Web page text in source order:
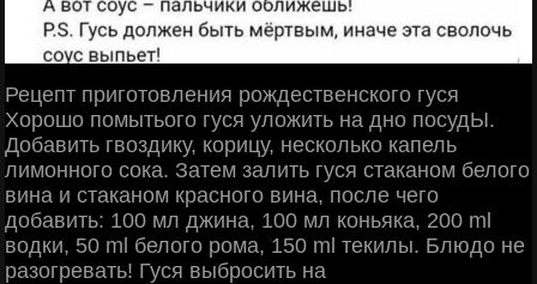
Рецепт приготовления рождественского гуся
Хорошо помытього гуся уложить на дно посудЫ.
Добавить гвоздику, корицу, несколько капель
лимонного сока. Затем залить гуся стаканом белого
вина и стаканом красного вина, после чего
добавить: 100 мл джина, 100 мл коньяка, 200 ml
водки, 50 ml белого рома, 150 ml текилы. Блюдо не
разогревать! Гуся выбросить на